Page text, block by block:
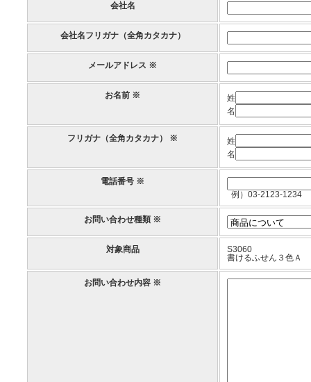
会社名
会社名フリガナ（全角カタカナ）
メールアドレス ※
お名前 ※
姓
名
フリガナ（全角カタカナ） ※
姓
名
電話番号 ※
例）03-2123-1234
お問い合わせ種類 ※
対象商品
S3060
書けるふせん３色Ａ
お問い合わせ内容 ※